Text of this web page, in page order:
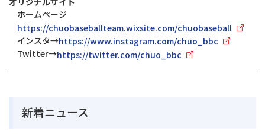
ホームページ
https://chuobaseballteam.wixsite.com/chuobaseball
インスタ→https://www.instagram.com/chuo_bbc
Twitter→https://twitter.com/chuo_bbc
新着ニュース